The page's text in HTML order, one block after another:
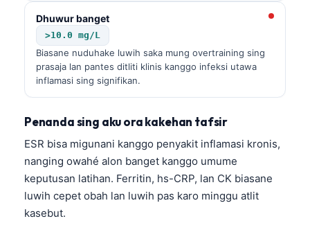
Dhuwur banget
>10.0 mg/L
Biasane nuduhake luwih saka mung overtraining sing
prasaja lan pantes ditliti klinis kanggo infeksi utawa
inflamasi sing signifikan.
Penanda sing aku ora kakehan tafsir
ESR bisa migunani kanggo penyakit inflamasi kronis,
nanging owahé alon banget kanggo umume
keputusan latihan. Ferritin, hs-CRP, lan CK biasane
luwih cepet obah lan luwih pas karo minggu atlit
kasebut.
Nederlands
हिन्दी
Bahasa Indonesia
Српски језик
Svenska
Bosanski
Azərbaycan dili